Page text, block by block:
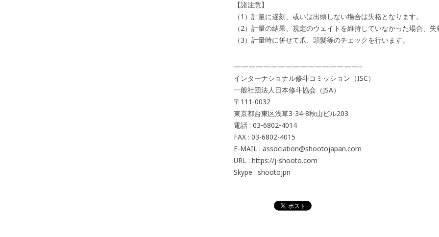
【諸注意】
（1）計量に遅刻、或いは出頭しない場合は失格となります。
（2）計量の結果、規定のウェイトを維持していなかった場合、失
（3）計量時に併せて爪、頭髪等のチェックを行います。
—————————————————–
インターナショナル修斗コミッション（ISC）
一般社団法人日本修斗協会（JSA）
〒111-0032
東京都台東区浅草3-34-8秋山ビル203
電話 : 03-6802-4014
FAX : 03-6802-4015
E-MAIL : association@shootojapan.com
URL : https://j-shooto.com
Skype : shootojpn